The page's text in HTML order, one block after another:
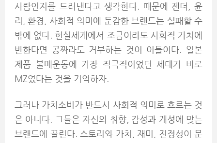
사람인지를 드러낸다고 생각한다. 때문에 젠더, 윤
리, 환경, 사회적 의미에 둔감한 브랜드는 실패할 수
밖에 없다. 현실세계에서 조금이라도 사회적 가치에
반한다면 공짜라도 거부하는 것이 이들이다. 일본
제품 불매운동에 가장 적극적이었던 세대가 바로
MZ였다는 것을 기억하자.
그러나 가치소비가 반드시 사회적 의미로 흐르는 것
은 아니다. 그들은 자신의 취향, 감성과 개성에 맞는
브랜드에 끌린다. 스토리와 가치, 재미, 진정성이 문